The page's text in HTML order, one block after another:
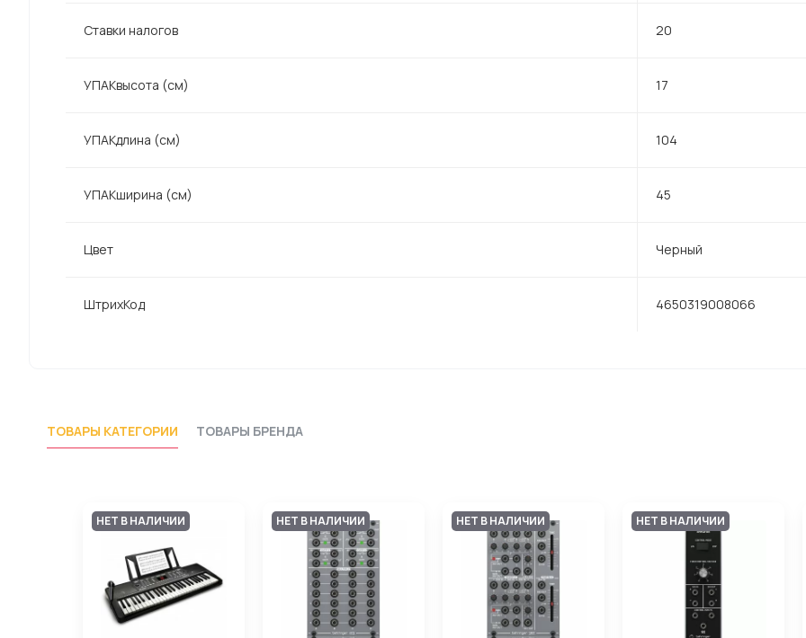
Ставки налогов 20
УПАКвысота (см) 17
УПАКдлина (см) 104
УПАКширина (см) 45
Цвет Черный
ШтрихКод 4650319008066
ТОВАРЫ КАТЕГОРИИ ТОВАРЫ БРЕНДА
НЕТ В НАЛИЧИИ НЕТ В НАЛИЧИИ НЕТ В НАЛИЧИИ НЕТ В НАЛИЧИИ